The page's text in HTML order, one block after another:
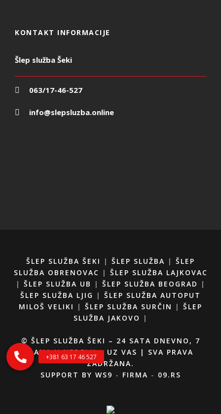
KONTAKT INFORMACIJE
Šlep služba Šeki
063/17-46-527
info@slepsluzba.online
ŠLEP SLUŽBA ŠEKI | ŠLEP SLUŽBA | ŠLEP
SLUŽBA OBRENOVAC | ŠLEP SLUŽBA LAJKOVAC
| ŠLEP SLUŽBA UB | ŠLEP SLUŽBA BEOGRAD
|
ŠLEP SLUŽBA LJIG
| ŠLEP SLUŽBA AUTOPUT
MILOŠ VELIKI
| ŠLEP SLUŽBA SURČIN | ŠLEP
SLUŽBA JAKOVO
|
© ŠLEP SLUŽBA ŠEKI – 24 SATA DNEVNO, 7
DANA U NEDELJI – UZ VAS | SVA PRAVA
ZADRŽANA.
SUPPORT BY WS9 - FIRMA - 09.RS